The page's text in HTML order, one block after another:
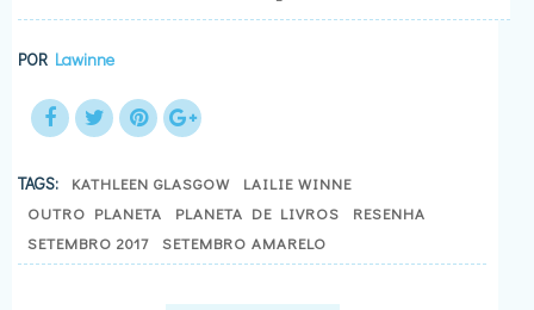
POR Lawinne
TAGS: KATHLEEN GLASGOW
LAILIE WINNE
OUTRO PLANETA
PLANETA DE LIVROS
RESENHA
SETEMBRO 2017
SETEMBRO AMARELO